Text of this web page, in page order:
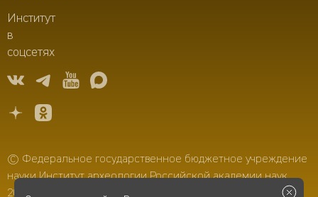
Институт
в
соцсетях
© Федеральное государственное бюджетное учреждение
науки Институт археологии Российской академии наук,
2006–2026